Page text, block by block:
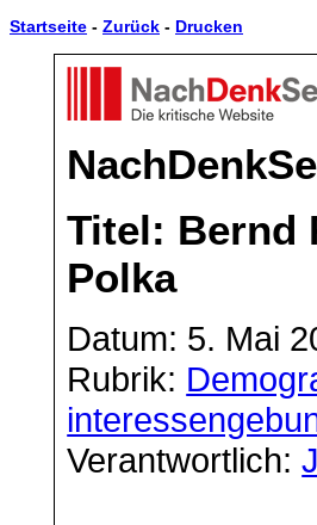
Startseite - Zurück - Drucken
Titel: Bernd
Polka
Datum: 5. Mai
Rubrik:
Verantwortlich: